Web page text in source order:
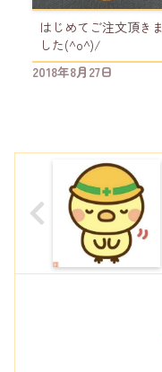
はじめてご注文頂きま
した(^o^)/
2018年8月27日